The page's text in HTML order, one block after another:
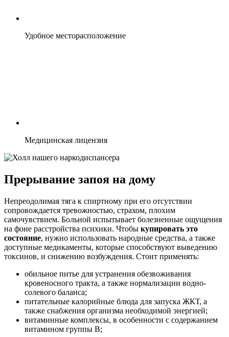
Удобное месторасположение
Медицинская лицензия
Прерывание запоя на дому
Непреодолимая тяга к спиртному при его отсутствии
сопровождается тревожностью, страхом, плохим
самочувствием. Больной испытывает болезненные ощущения
на фоне расстройства психики. Чтобы купировать это
состояние, нужно использовать народные средства, а также
доступные медикаменты, которые способствуют выведению
токсинов, и снижению возбуждения. Стоит применять:
обильное питье для устранения обезвоживания
кровеносного тракта, а также нормализации водно-
солевого баланса;
питательные калорийные блюда для запуска ЖКТ, а
также снабжения организма необходимой энергией;
витаминные комплексы, в особенности с содержанием
витамином группы В;